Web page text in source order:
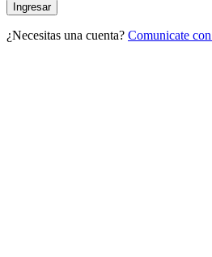
Ingresar
¿Necesitas una cuenta? Comunicate